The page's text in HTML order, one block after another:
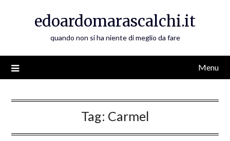
edoardomarascalchi.it
quando non si ha niente di meglio da fare
Menu
Tag: Carmel